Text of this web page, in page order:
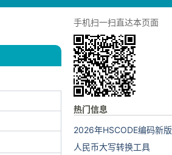
手机扫一扫直达本页面
热门信息
2026年HSCODE编码新版
人民币大写转换工具